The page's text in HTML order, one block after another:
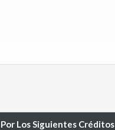
Los Siguientes Créditos